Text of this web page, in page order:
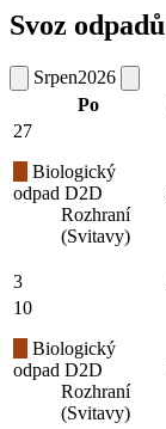
Svoz odpadů
Srpen2026
Po
27
Biologický
odpad D2D
Rozhraní
(Svitavy)
3
10
Biologický
odpad D2D
Rozhraní
(Svitavy)